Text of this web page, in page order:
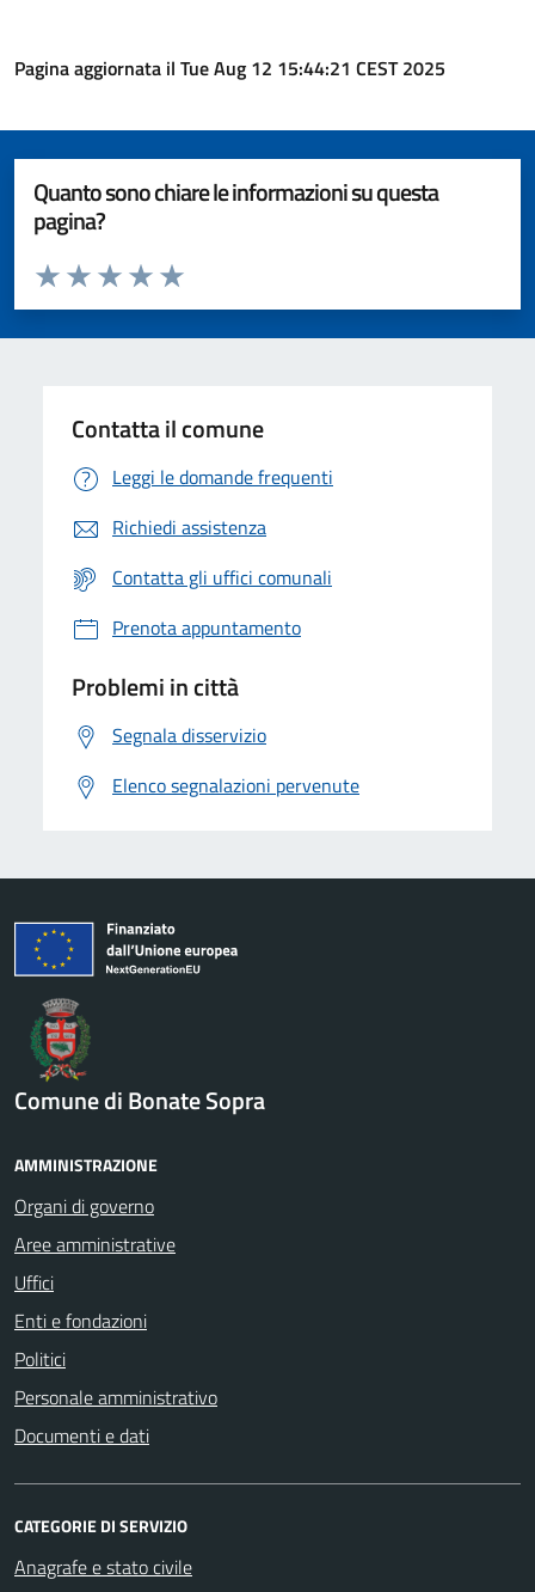
Pagina aggiornata il Tue Aug 12 15:44:21 CEST 2025
Quanto sono chiare le informazioni su questa
pagina?
Valuta da 1 a 5 stelle la pagina
Valuta 5 stelle su 5
Valuta 4 stelle su 5
Valuta 3 stelle su 5
Valuta 2 stelle su 5
Valuta 1 stelle su 5
Contatta il comune
Leggi le domande frequenti
Richiedi assistenza
Contatta gli uffici comunali
Prenota appuntamento
Problemi in città
Segnala disservizio
Elenco segnalazioni pervenute
Comune di Bonate Sopra
AMMINISTRAZIONE
Organi di governo
Aree amministrative
Uffici
Enti e fondazioni
Politici
Personale amministrativo
Documenti e dati
CATEGORIE DI SERVIZIO
Anagrafe e stato civile